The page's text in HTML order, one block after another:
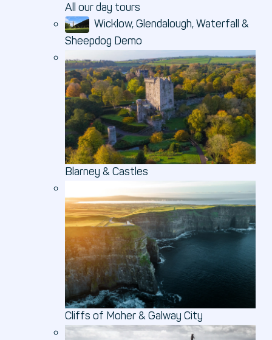
All our day tours
Wicklow, Glendalough, Waterfall &
Sheepdog Demo
Blarney & Castles
Cliffs of Moher & Galway City